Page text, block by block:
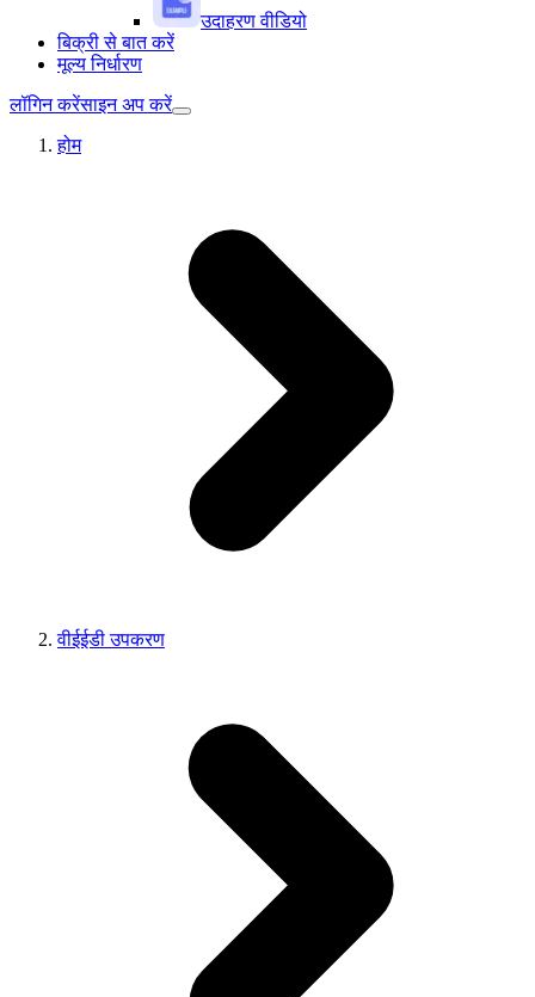
उदाहरण वीडियो
बिक्री से बात करें
मूल्य निर्धारण
लॉगिन करेंसाइन अप करें
होम
वीईईडी उपकरण